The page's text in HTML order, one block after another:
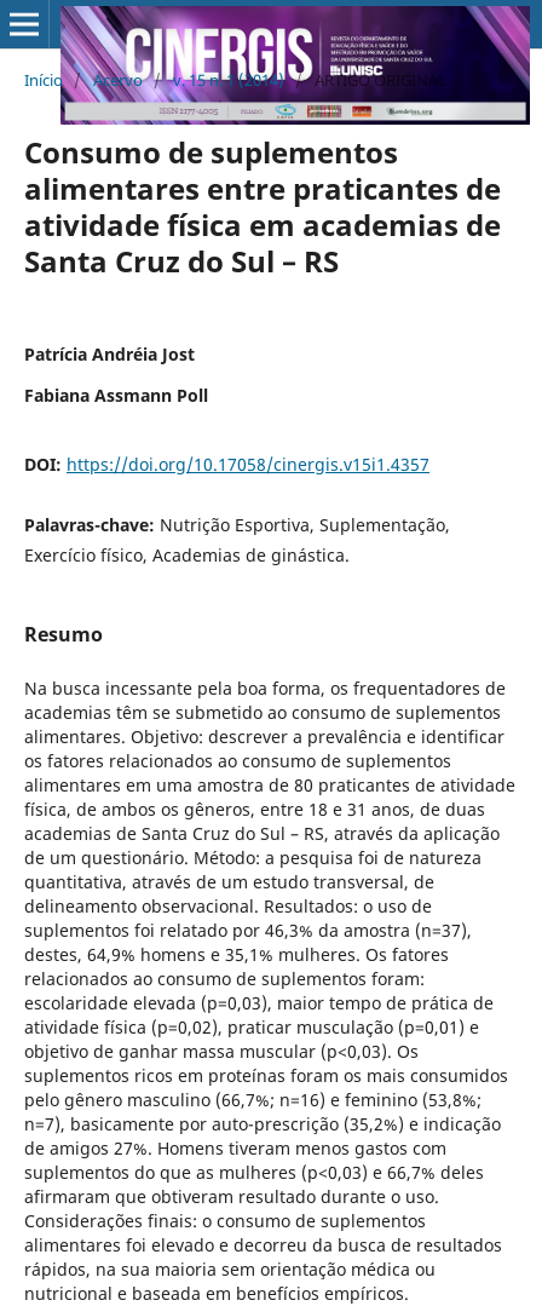
Início / Acervo / v. 15 n. 1 (2014) / ARTIGO ORIGINAL
Consumo de suplementos
alimentares entre praticantes de
atividade física em academias de
Santa Cruz do Sul – RS
Patrícia Andréia Jost
Fabiana Assmann Poll
DOI: https://doi.org/10.17058/cinergis.v15i1.4357
Palavras-chave: Nutrição Esportiva, Suplementação,
Exercício físico, Academias de ginástica.
Resumo
Na busca incessante pela boa forma, os frequentadores de
academias têm se submetido ao consumo de suplementos
alimentares. Objetivo: descrever a prevalência e identificar
os fatores relacionados ao consumo de suplementos
alimentares em uma amostra de 80 praticantes de atividade
física, de ambos os gêneros, entre 18 e 31 anos, de duas
academias de Santa Cruz do Sul – RS, através da aplicação
de um questionário. Método: a pesquisa foi de natureza
quantitativa, através de um estudo transversal, de
delineamento observacional. Resultados: o uso de
suplementos foi relatado por 46,3% da amostra (n=37),
destes, 64,9% homens e 35,1% mulheres. Os fatores
relacionados ao consumo de suplementos foram:
escolaridade elevada (p=0,03), maior tempo de prática de
atividade física (p=0,02), praticar musculação (p=0,01) e
objetivo de ganhar massa muscular (p<0,03). Os
suplementos ricos em proteínas foram os mais consumidos
pelo gênero masculino (66,7%; n=16) e feminino (53,8%;
n=7), basicamente por auto-prescrição (35,2%) e indicação
de amigos 27%. Homens tiveram menos gastos com
suplementos do que as mulheres (p<0,03) e 66,7% deles
afirmaram que obtiveram resultado durante o uso.
Considerações finais: o consumo de suplementos
alimentares foi elevado e decorreu da busca de resultados
rápidos, na sua maioria sem orientação médica ou
nutricional e baseada em benefícios empíricos.